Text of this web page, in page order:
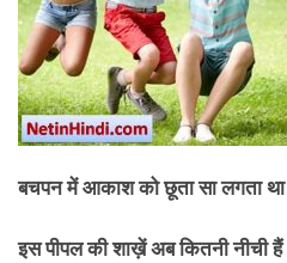
बचपन में आकाश को छूता सा लगता था
इस पीपल की शाख़ें अब कितनी नीची हैं